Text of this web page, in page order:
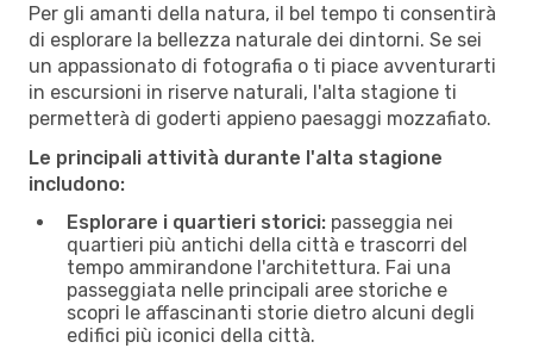
Per gli amanti della natura, il bel tempo ti consentirà
di esplorare la bellezza naturale dei dintorni. Se sei
un appassionato di fotografia o ti piace avventurarti
in escursioni in riserve naturali, l'alta stagione ti
permetterà di goderti appieno paesaggi mozzafiato.
Le principali attività durante l'alta stagione
includono:
Esplorare i quartieri storici: passeggia nei
quartieri più antichi della città e trascorri del
tempo ammirandone l'architettura. Fai una
passeggiata nelle principali aree storiche e
scopri le affascinanti storie dietro alcuni degli
edifici più iconici della città.